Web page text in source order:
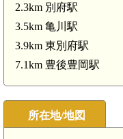
2.3km 別府駅
3.5km 亀川駅
3.9km 東別府駅
7.1km 豊後豊岡駅
所在地/地図